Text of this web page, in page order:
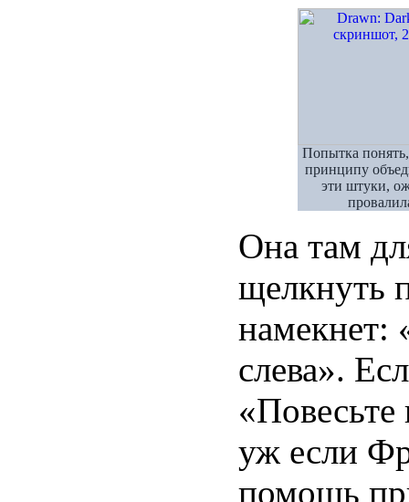
Попытка
принципу
эти штуки,
Она там
щелкнуть
намекнет:
слева».
уж если
помощь